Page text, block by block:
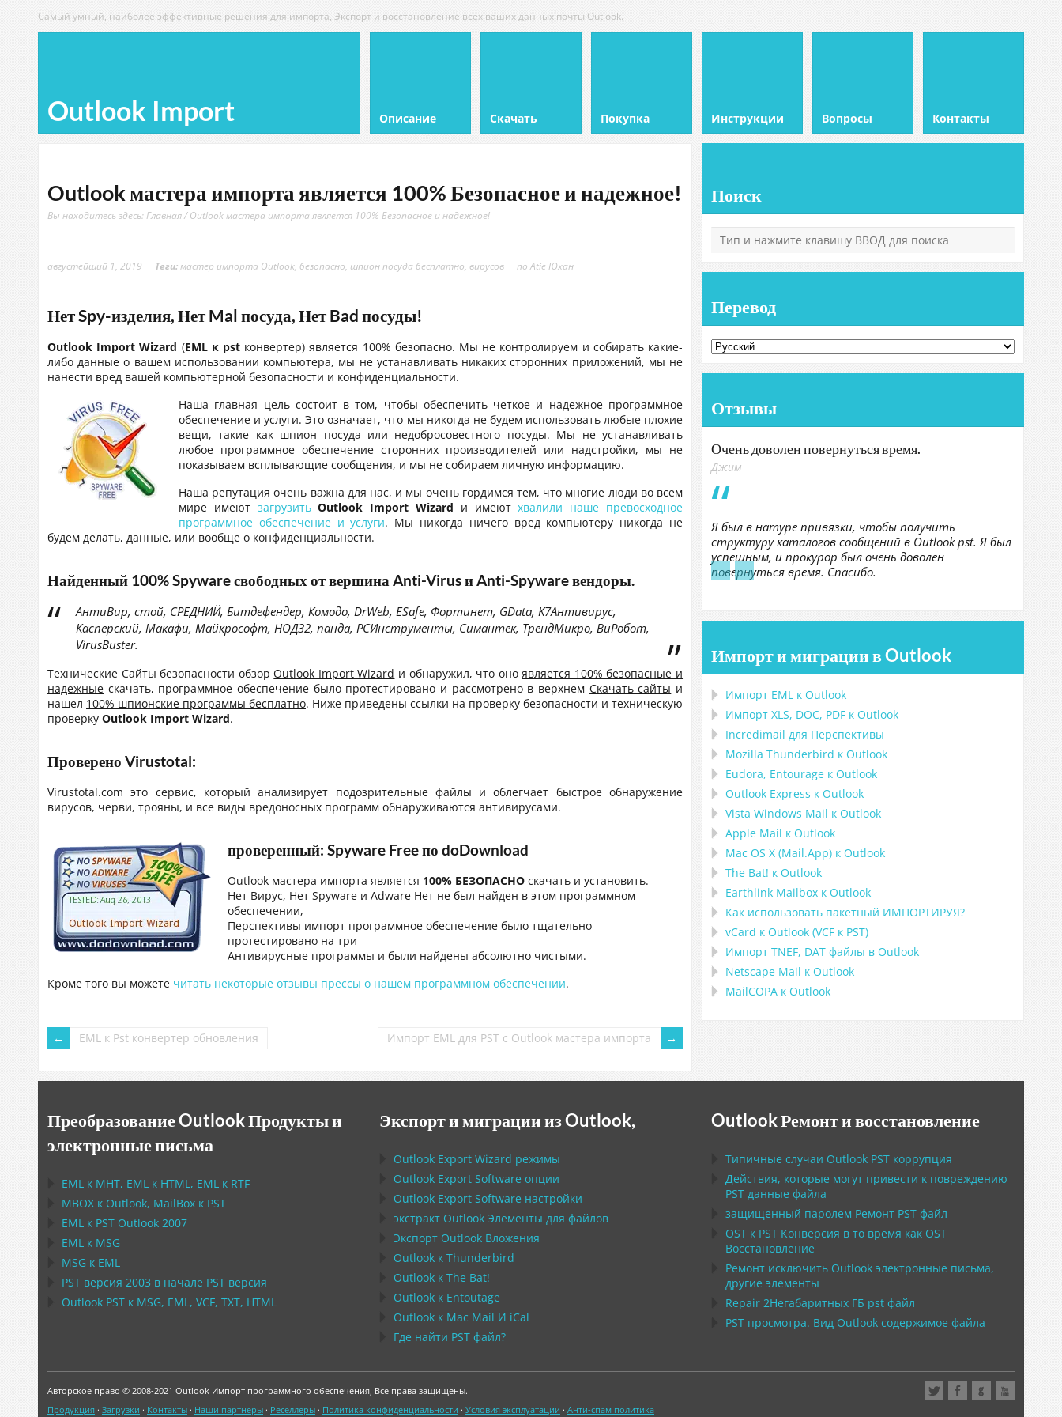
Самый умный, наиболее эффективные решения для импорта, Экспорт и восстановление всех ваших данных почты Outlook.
Outlook Import Описание Скачать Покупка Инструкции Вопросы Контакты
Outlook мастера импорта является 100% Безопасное и надежное!
Вы находитесь здесь: Главная/ Outlook мастера импорта является 100% Безопасное и надежное!
августейший 1, 2019 Теги: мастер импорта Outlook безопасно шпион посуда бесплатно вирусов по Atie Юхан
Нет Spy-изделия, Нет Mal посуда, Нет Bad посуды!
Outlook Import Wizard (EML к pst конвертер) является 100% безопасно. Мы не контролируем и собирать какие-
либо данные о вашем использовании компьютера, мы не устанавливать никаких сторонних приложений, мы не
нанести вред вашей компьютерной безопасности и конфиденциальности.
Наша главная цель состоит в том, чтобы обеспечить четкое и надежное программное
обеспечение и услуги. Это означает, что мы никогда не будем использовать любые плохие
вещи, такие как шпион посуда или недобросовестного посуды. Мы не устанавливать
любое программное обеспечение сторонних производителей или надстройки, мы не
показываем всплывающие сообщения, и мы не собираем личную информацию.
Наша репутация очень важна для нас, и мы очень гордимся тем, что многие люди во всем
мире имеют загрузить Outlook Import Wizard и имеютхвалили наше превосходное
программное обеспечение и услуги. Мы никогда ничего вред компьютеру никогда не
будем делать, данные, или вообще о конфиденциальности.
Найденный 100% Spyware свободных отвершина Anti-Virus и Anti-Spyware вендоры.
АнтиВир, стой, СРЕДНИЙ, Битдефендер, Комодо, DrWeb, ESafe, Фортинет, GData, K7Антивирус,
Касперский, Макафи, Майкрософт, НОД32, панда, PCИнструменты, Симантек, ТрендМикро, ВиРобот,
VirusBuster.
Технические Сайты безопасности обзорOutlook Import Wizard и обнаружил, что оноявляется 100% безопасные и
надежные скачать, программное обеспечение было протестировано и рассмотрено в верхнем Скачать сайты и
нашел 100% шпионские программы бесплатно. Ниже приведены ссылки на проверку безопасности и техническую
проверку Outlook Import Wizard.
Проверено Virustotal:
Virustotal.com это сервис, который анализирует подозрительные файлы и облегчает быстрое обнаружение
вирусов, черви, трояны, и все виды вредоносных программ обнаруживаются антивирусами.
проверенный: Spyware Free по doDownload
Outlook мастера импорта является 100% БЕЗОПАСНО скачать и установить.
Нет Вирус, Нет Spyware и Adware Нет не был найден в этом программном
обеспечении,
Перспективы импорт программное обеспечение было тщательно
протестировано на три
Антивирусные программы и были найдены абсолютно чистыми.
Кроме того вы можете читать некоторые отзывы прессы о нашем программном обеспечении.
EML к Pst конвертер обновления Импорт EML для PST с Outlook мастера импорта
Поиск
Перевод
Отзывы
Очень доволен повернуться время.
Джим
Я был в натуре привязки, чтобы получить
структуру каталогов сообщений в Outlook pst. Я был
успешным, и прокурор был очень доволен
повернуться время. Спасибо.
← →
Импорт и миграции в Outlook
Импорт EML к Outlook
Импорт XLS, DOC, PDF к Outlook
Incredimail для Перспективы
Mozilla Thunderbird к Outlook
Eudora, Entourage к Outlook
Outlook Express к Outlook
Vista Windows Mail к Outlook
Apple Mail к Outlook
Mac OS X (Mail.App) к Outlook
The Bat! к Outlook
Earthlink Mailbox к Outlook
Как использовать пакетный ИМПОРТИРУЯ?
vCard к Outlook (VCF к PST)
Импорт TNEF, DAT файлы в Outlook
Netscape Mail к Outlook
MailCOPA к Outlook
Преобразование Outlook Продукты и
электронные письма
EML к MHT, EML к HTML, EML к RTF
MBOX к Outlook, MailBox к PST
EML к PST Outlook 2007
EML к MSG
MSG к EML
PST версия 2003 в начале PST версия
Outlook PST к MSG, EML, VCF, TXT, HTML
Экспорт и миграции из Outlook,
Outlook Export Wizard режимы
Outlook Export Software опции
Outlook Export Software настройки
экстракт Outlook Элементы для файлов
Экспорт Outlook Вложения
Outlook к Thunderbird
Outlook к The Bat!
Outlook к Entoutage
Outlook к Mac Mail И iCal
Где найти PST файл?
Outlook Ремонт и восстановление
Типичные случаи Outlook PST коррупция
Действия, которые могут привести к повреждению
PST данные файла
защищенный паролем Ремонт PST файл
OST к PST Конверсия в то время как OST
Восстановление
Ремонт исключить Outlook электронные письма,
другие элементы
Repair 2Негабаритных ГБ pst файл
PST просмотра. Вид Outlook содержимое файла
Авторское право © 2008-2021 Outlook Импорт программного обеспечения, Все права защищены.
Продукция · Загрузки · Контакты · Наши партнеры · Реселлеры · Политика конфиденциальности · Условия эксплуатации · Анти-спам политика